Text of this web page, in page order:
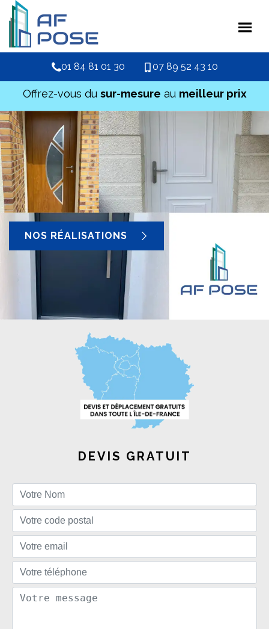
01 84 81 01 30 07 89 52 43 10
Offrez-vous du sur-mesure au meilleur prix
NOS RÉALISATIONS
DEVIS GRATUIT